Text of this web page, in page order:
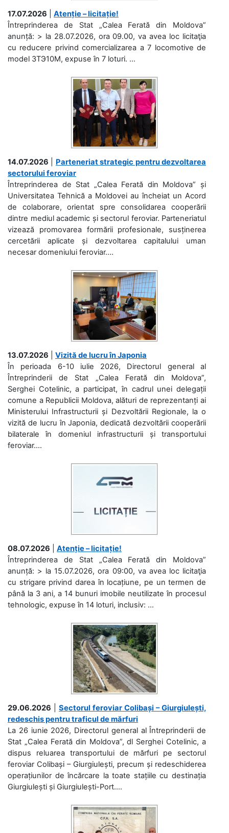
17.07.2026
Atenție – licitație!
Întreprinderea de Stat „Calea Ferată din Moldova”
anunță: > la 28.07.2026, ora 09.00, va avea loc licitaţia
cu reducere privind comercializarea a 7 locomotive de
model 3ТЭ10М, expuse în 7 loturi. ...
14.07.2026
Parteneriat strategic pentru dezvoltarea
sectorului feroviar
Întreprinderea de Stat „Calea Ferată din Moldova” și
Universitatea Tehnică a Moldovei au încheiat un Acord
de colaborare, orientat spre consolidarea cooperării
dintre mediul academic și sectorul feroviar. Parteneriatul
vizează promovarea formării profesionale, susținerea
cercetării aplicate și dezvoltarea capitalului uman
necesar domeniului feroviar....
13.07.2026
Vizită de lucru în Japonia
În perioada 6-10 iulie 2026, Directorul general al
Întreprinderii de Stat „Calea Ferată din Moldova”,
Serghei Cotelinic, a participat, în cadrul unei delegații
comune a Republicii Moldova, alături de reprezentanți ai
Ministerului Infrastructurii și Dezvoltării Regionale, la o
vizită de lucru în Japonia, dedicată dezvoltării cooperării
bilaterale în domeniul infrastructurii și transportului
feroviar....
08.07.2026
Atenție – licitație!
Întreprinderea de Stat „Calea Ferată din Moldova”
anunță: > la 15.07.2026, ora 09:00, va avea loc licitaţia
cu strigare privind darea în locațiune, pe un termen de
până la 3 ani, a 14 bunuri imobile neutilizate în procesul
tehnologic, expuse în 14 loturi, inclusiv: ...
29.06.2026
Sectorul feroviar Colibași – Giurgiulești,
redeschis pentru traficul de mărfuri
La 26 iunie 2026, Directorul general al Întreprinderii de
Stat „Calea Ferată din Moldova”, dl Serghei Cotelinic, a
dispus reluarea transportului de mărfuri pe sectorul
feroviar Colibași – Giurgiulești, precum și redeschiderea
operațiunilor de încărcare la toate stațiile cu destinația
Giurgiulești și Giurgiulești-Port....